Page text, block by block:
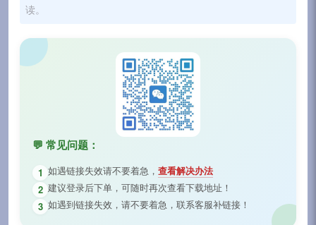
读。
💬 常见问题：
1 如遇链接失效请不要着急， 查看解决办法
2 建议登录后下单，可随时再次查看下载地址！
3 如遇到链接失效，请不要着急，联系客服补链接！